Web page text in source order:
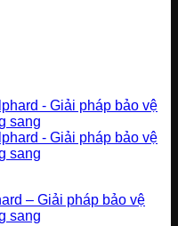
– Giải pháp bảo vệ
sang